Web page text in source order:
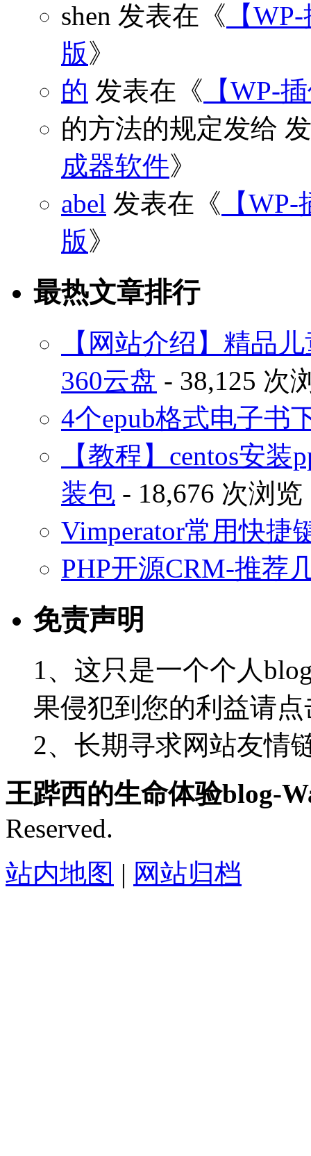
shen 发表在《 【
版》
的 发表在《 【WP-
的方法的规定发给
成器软件》
abel 发表在《 【
版》
最热文章排行
【网站介绍】精品
360云盘 - 38,125 次
4个epub格式电子书
【教程】centos安
装包 - 18,676 次浏览
Vimperator常用快捷
PHP开源CRM-推荐
免责声明
1、这只是一个个人
果侵犯到您的利益请
2、长期寻求网站友情
王跸西的生命体验blog-
Reserved.
站内地图 | 网站归档